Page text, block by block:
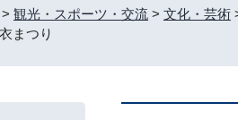
> 観光・スポーツ・交流 > 文化・芸術
まつり